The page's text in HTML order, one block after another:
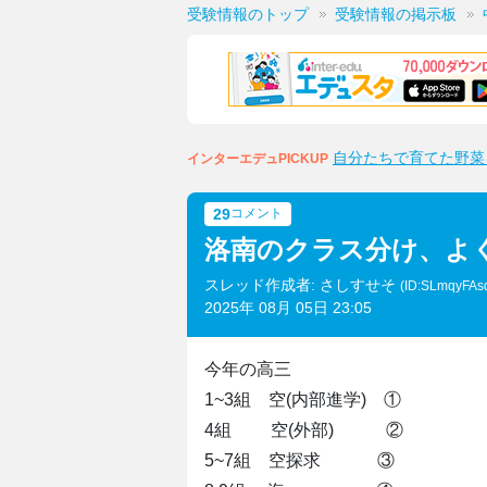
受験情報のトップ 受験情報の掲示板
インターエデュPICKUP 自分たちで育てた野
29コメント
洛南のクラス分け、よ
スレッド作成者: さしすせそ
2025年 08月 05日 23:05
今年の高三
1~3組 空(内部進学) ①
4組 空(外部) ②
5~7組 空探求 ③